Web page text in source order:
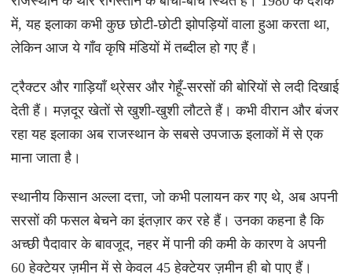
में, यह इलाका कभी कुछ छोटी-छोटी झोपड़ियों वाला हुआ करता था,
लेकिन आज ये गाँव कृषि मंडियों में तब्दील हो गए हैं।
ट्रैक्टर और गाड़ियाँ थ्रेसर और गेहूँ-सरसों की बोरियों से लदी दिखाई
देती हैं। मज़दूर खेतों से खुशी-खुशी लौटते हैं। कभी वीरान और बंजर
रहा यह इलाका अब राजस्थान के सबसे उपजाऊ इलाकों में से एक
माना जाता है।
स्थानीय किसान अल्ला दत्ता, जो कभी पलायन कर गए थे, अब अपनी
सरसों की फसल बेचने का इंतज़ार कर रहे हैं। उनका कहना है कि
अच्छी पैदावार के बावजूद, नहर में पानी की कमी के कारण वे अपनी
60 हेक्टेयर ज़मीन में से केवल 45 हेक्टेयर ज़मीन ही बो पाए हैं।